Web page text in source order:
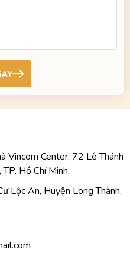
Center, 72 Lê Thánh
Hồ Chí Minh.
Lộc An, Huyện Long Thành,